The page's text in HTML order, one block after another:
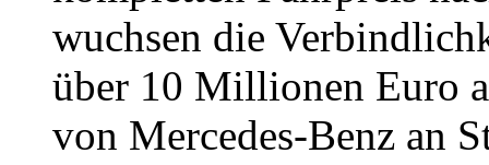
wuchsen die
über 10 Millionen Euro
von Mercedes-Benz an